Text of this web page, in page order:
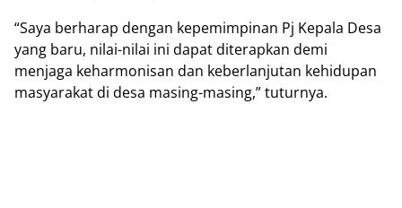
“Saya berharap dengan kepemimpinan Pj Kepala Desa
yang baru, nilai-nilai ini dapat diterapkan demi
menjaga keharmonisan dan keberlanjutan kehidupan
masyarakat di desa masing-masing,” tuturnya.